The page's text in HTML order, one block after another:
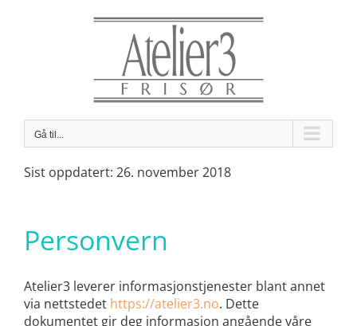
Gå til...
Sist oppdatert: 26. november 2018
Personvern
Atelier3 leverer informasjonstjenester blant annet
via nettstedet https://atelier3.no. Dette
dokumentet gir deg informasjon angående våre